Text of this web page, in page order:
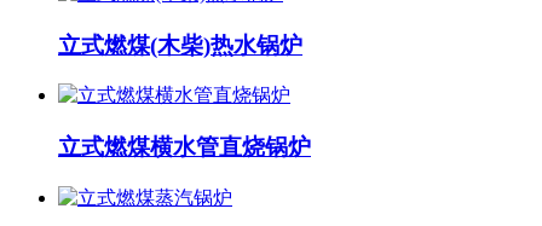
立式燃煤(木柴)热水锅炉
立式燃煤横水管直烧锅炉